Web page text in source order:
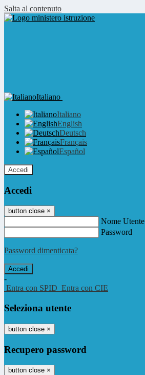
Salta al contenuto
Italiano
Italiano
English
Deutsch
Français
Español
Accedi
Accedi
button close ×
Nome Utente
Password
Password dimenticata?
-
Entra con SPID Entra con CIE
Seleziona utente
button close ×
Recupero password
button close ×